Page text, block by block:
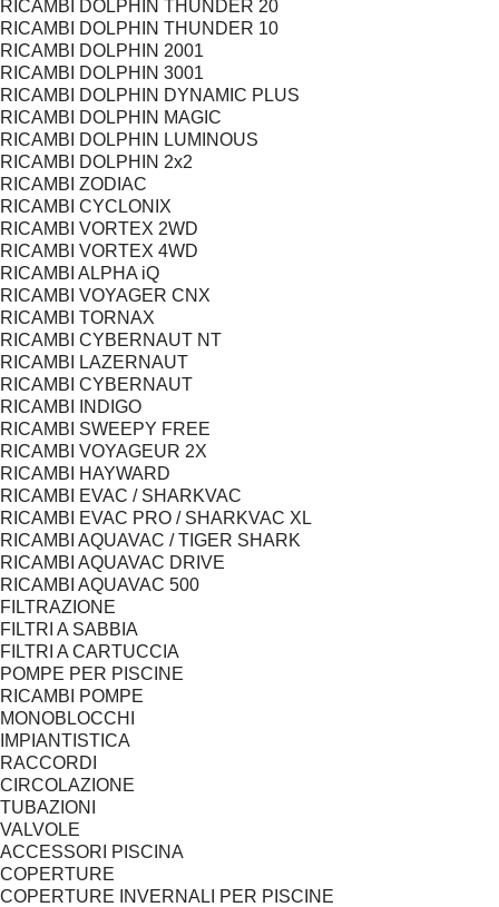
RICAMBI DOLPHIN THUNDER 20
RICAMBI DOLPHIN THUNDER 10
RICAMBI DOLPHIN 2001
RICAMBI DOLPHIN 3001
RICAMBI DOLPHIN DYNAMIC PLUS
RICAMBI DOLPHIN MAGIC
RICAMBI DOLPHIN LUMINOUS
RICAMBI DOLPHIN 2x2
RICAMBI ZODIAC
RICAMBI CYCLONIX
RICAMBI VORTEX 2WD
RICAMBI VORTEX 4WD
RICAMBI ALPHA iQ
RICAMBI VOYAGER CNX
RICAMBI TORNAX
RICAMBI CYBERNAUT NT
RICAMBI LAZERNAUT
RICAMBI CYBERNAUT
RICAMBI INDIGO
RICAMBI SWEEPY FREE
RICAMBI VOYAGEUR 2X
RICAMBI HAYWARD
RICAMBI EVAC / SHARKVAC
RICAMBI EVAC PRO / SHARKVAC XL
RICAMBI AQUAVAC / TIGER SHARK
RICAMBI AQUAVAC DRIVE
RICAMBI AQUAVAC 500
FILTRAZIONE
FILTRI A SABBIA
FILTRI A CARTUCCIA
POMPE PER PISCINE
RICAMBI POMPE
MONOBLOCCHI
IMPIANTISTICA
RACCORDI
CIRCOLAZIONE
TUBAZIONI
VALVOLE
ACCESSORI PISCINA
COPERTURE
COPERTURE INVERNALI PER PISCINE